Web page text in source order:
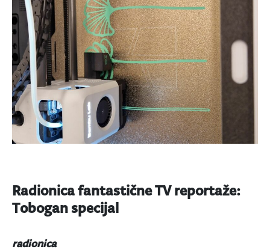
Radionica fantastične TV reportaže:
Tobogan specijal
radionica